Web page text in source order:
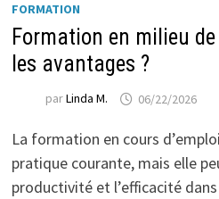
FORMATION
Formation en milieu
les avantages ?
parLinda M. 06/22/2026
La formation en cours
pratique courante, mais elle
productivité et l’efficacité